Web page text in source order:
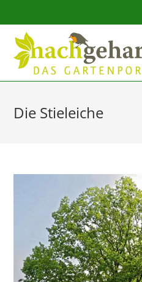
Sidebar-
Inhalt
Die Stieleiche